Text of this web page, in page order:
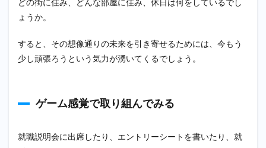
どの街に住み、どんな部屋に住み、休日は何をしているでし
ょうか。
すると、その想像通りの未来を引き寄せるためには、今もう
少し頑張ろうという気力が湧いてくるでしょう。
ゲーム感覚で取り組んでみる
就職説明会に出席したり、エントリーシートを書いたり、就